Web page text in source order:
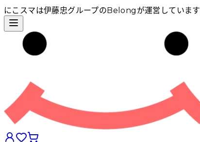
にこスマは伊藤忠グループのBelongが運営しています